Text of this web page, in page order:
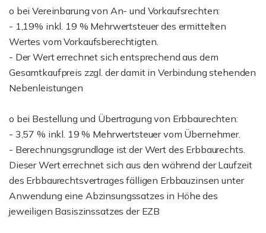
o bei Vereinbarung von An- und Vorkaufsrechten:
- 1,19% inkl. 19 % Mehrwertsteuer des ermittelten
Wertes vom Vorkaufsberechtigten.
- Der Wert errechnet sich entsprechend aus dem
Gesamtkaufpreis zzgl. der damit in Verbindung stehenden
Nebenleistungen
o bei Bestellung und Übertragung von Erbbaurechten:
- 3,57 % inkl. 19 % Mehrwertsteuer vom Übernehmer.
- Berechnungsgrundlage ist der Wert des Erbbaurechts.
Dieser Wert errechnet sich aus den während der Laufzeit
des Erbbaurechtsvertrages fälligen Erbbauzinsen unter
Anwendung eine Abzinsungssatzes in Höhe des
jeweiligen Basiszinssatzes der EZB